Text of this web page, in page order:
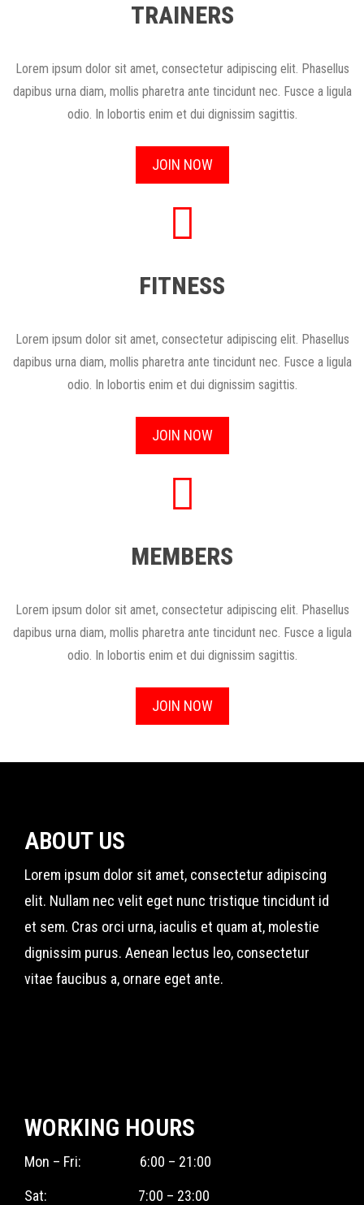
TRAINERS
Lorem ipsum dolor sit amet, consectetur adipiscing elit. Phasellus
dapibus urna diam, mollis pharetra ante tincidunt nec. Fusce a ligula
odio. In lobortis enim et dui dignissim sagittis.
JOIN NOW
FITNESS
Lorem ipsum dolor sit amet, consectetur adipiscing elit. Phasellus
dapibus urna diam, mollis pharetra ante tincidunt nec. Fusce a ligula
odio. In lobortis enim et dui dignissim sagittis.
JOIN NOW
MEMBERS
Lorem ipsum dolor sit amet, consectetur adipiscing elit. Phasellus
dapibus urna diam, mollis pharetra ante tincidunt nec. Fusce a ligula
odio. In lobortis enim et dui dignissim sagittis.
JOIN NOW
ABOUT US
Lorem ipsum dolor sit amet, consectetur adipiscing
elit. Nullam nec velit eget nunc tristique tincidunt id
et sem. Cras orci urna, iaculis et quam at, molestie
dignissim purus. Aenean lectus leo, consectetur
vitae faucibus a, ornare eget ante.
WORKING HOURS
Mon – Fri: 6:00 – 21:00
Sat: 7:00 – 23:00